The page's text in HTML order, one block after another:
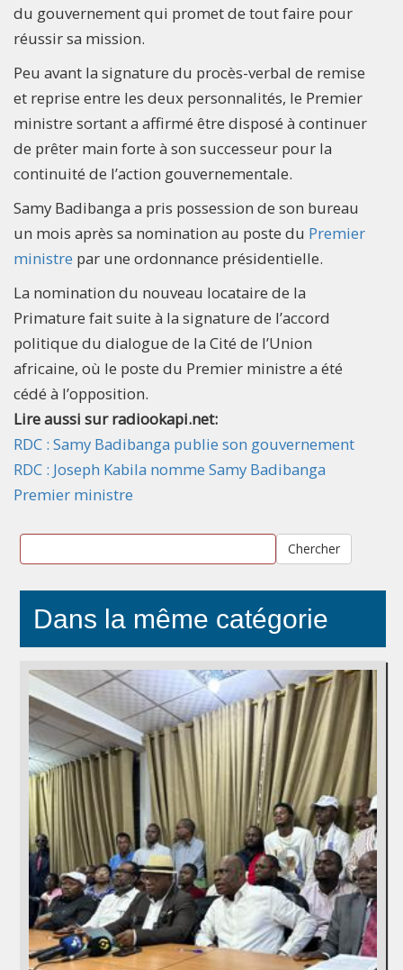
du gouvernement qui promet de tout faire pour
réussir sa mission.
Peu avant la signature du procès-verbal de remise
et reprise entre les deux personnalités, le Premier
ministre sortant a affirmé être disposé à continuer
de prêter main forte à son successeur pour la
continuité de l’action gouvernementale.
Samy Badibanga a pris possession de son bureau
un mois après sa nomination au poste du Premier
ministre par une ordonnance présidentielle.
La nomination du nouveau locataire de la
Primature fait suite à la signature de l’accord
politique du dialogue de la Cité de l’Union
africaine, où le poste du Premier ministre a été
cédé à l’opposition.
Lire aussi sur radiookapi.net:
RDC : Samy Badibanga publie son gouvernement
RDC : Joseph Kabila nomme Samy Badibanga
Premier ministre
Chercher
Dans la même catégorie